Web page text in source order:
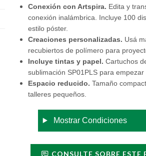
Conexión con Artspira. Edita y
conexión inalámbrica. Incluye 100
estilo póster.
Creaciones personalizadas. Usá
recubiertos de polímero para
Incluye tintas y papel. Cartuchos
sublimación SP01PLS para
Espacio reducido. Tamaño
talleres pequeños.
Mostrar Condiciones
CONSULTE SOBRE ESTE